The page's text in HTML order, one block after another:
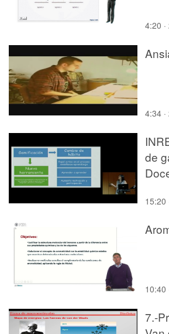
4:20
4:34
de
15:20
10:40
7.-